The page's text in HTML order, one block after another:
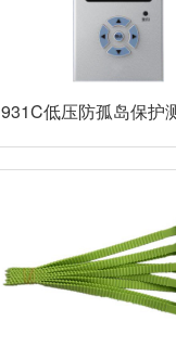
931C低压防孤岛保护